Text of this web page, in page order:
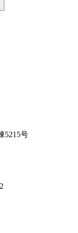
5215号